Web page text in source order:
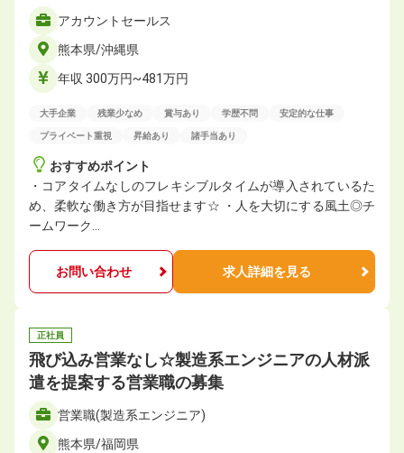
アカウントセールス
熊本県/沖縄県
年収 300万円~481万円
大手企業 残業少なめ 賞与あり 学歴不問 安定的な仕事
プライベート重視 昇給あり 諸手当あり
おすすめポイント
・コアタイムなしのフレキシブルタイムが導入されているた
め、柔軟な働き方が目指せます☆ ・人を大切にする風土◎チ
ームワーク…
お問い合わせ 求人詳細を見る
正社員
飛び込み営業なし☆製造系エンジニアの人材派
遣を提案する営業職の募集
営業職(製造系エンジニア)
熊本県/福岡県